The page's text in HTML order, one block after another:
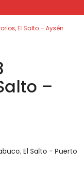
El Salto – Aysén
–
, El Salto - Puerto